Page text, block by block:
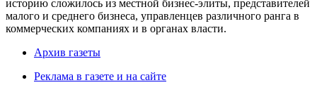
историю сложилось из местной бизнес-элиты, представителей
малого и среднего бизнеса, управленцев различного ранга в
коммерческих компаниях и в органах власти.
Архив газеты
Реклама в газете и на сайте